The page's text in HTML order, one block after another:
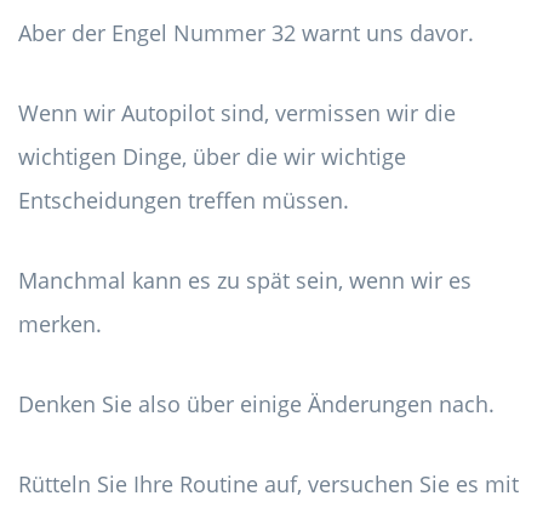
Aber der Engel Nummer 32 warnt uns davor.
Wenn wir Autopilot sind, vermissen wir die
wichtigen Dinge, über die wir wichtige
Entscheidungen treffen müssen.
Manchmal kann es zu spät sein, wenn wir es
merken.
Denken Sie also über einige Änderungen nach.
Rütteln Sie Ihre Routine auf, versuchen Sie es mit